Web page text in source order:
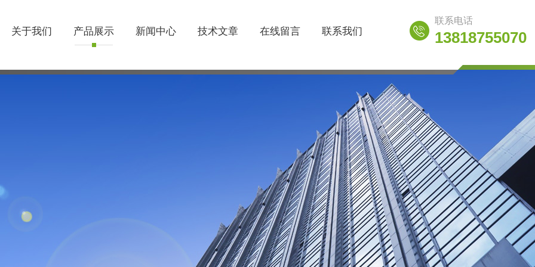
关于我们 产品展示 新闻中心 技术文章 在线留言 联系我们
联系电话
13818755070